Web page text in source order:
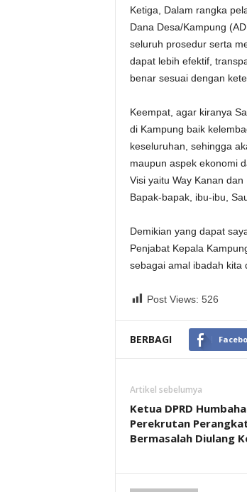
Ketiga, Dalam rangka
Dana Desa/Kampung
seluruh prosedur serta
dapat lebih efektif,
benar sesuai dengan
Keempat, agar kiranya
di Kampung baik
keseluruhan, sehingga
maupun aspek ekonomi
Visi yaitu Way Kanan dan
Bapak-bapak, ibu-ibu,
Demikian yang dapat
Penjabat Kepala
sebagai amal ibadah kita
Post Views: 526
BERBAGI
Artikel sebelumya
Ketua DPRD
Perekrutan
Bermasalah Diulang